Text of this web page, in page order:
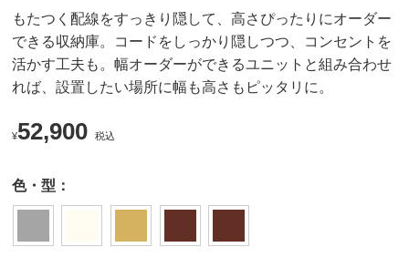
もたつく配線をすっきり隠して、高さぴったりにオーダー
できる収納庫。コードをしっかり隠しつつ、コンセントを
活かす工夫も。幅オーダーができるユニットと組み合わせ
れば、設置したい場所に幅も高さもピッタリに。
¥52,900 税込
色・型：